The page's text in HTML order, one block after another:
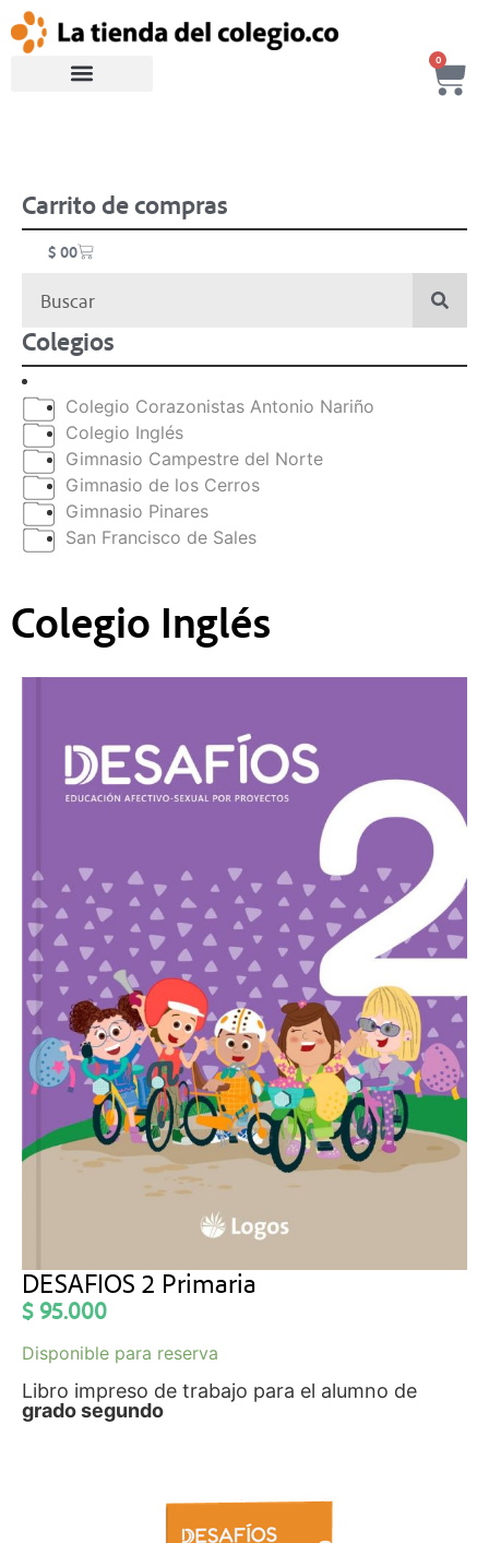
0
Carrito de compras
$ 00
Colegios
Colegio Corazonistas Antonio Nariño
Colegio Inglés
Gimnasio Campestre del Norte
Gimnasio de los Cerros
Gimnasio Pinares
San Francisco de Sales
Colegio Inglés
DESAFIOS 2 Primaria
$ 95.000
Disponible para reserva
Libro impreso de trabajo para el alumno de
grado segundo